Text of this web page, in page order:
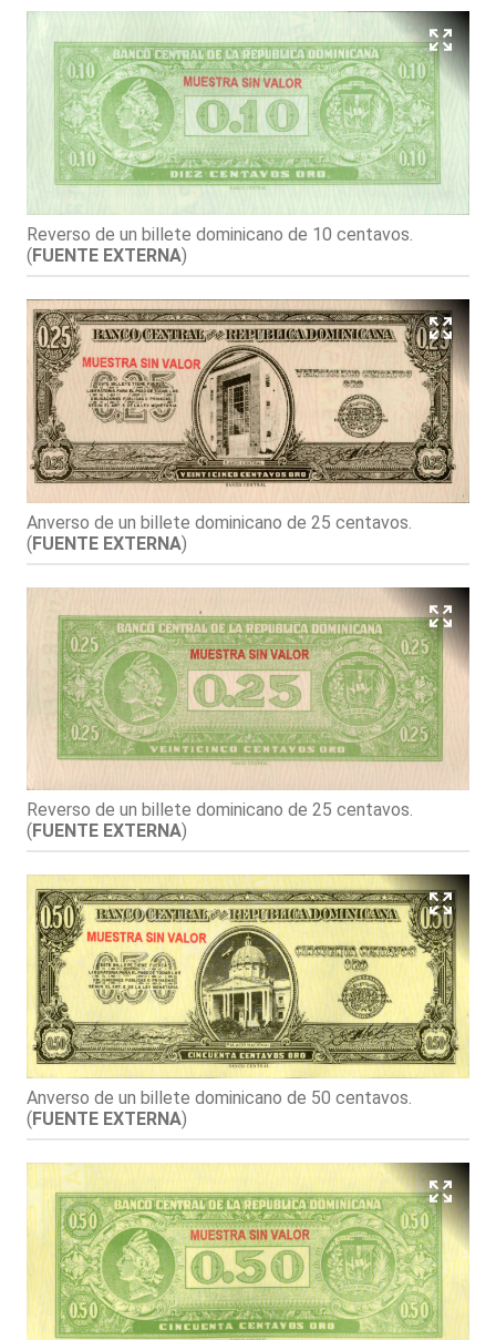
Reverso de un billete dominicano de 10 centavos.
(FUENTE EXTERNA)
Anverso de un billete dominicano de 25 centavos.
(FUENTE EXTERNA)
Reverso de un billete dominicano de 25 centavos.
( FUENTE EXTERNA)
Anverso de un billete dominicano de 50 centavos.
(FUENTE EXTERNA)